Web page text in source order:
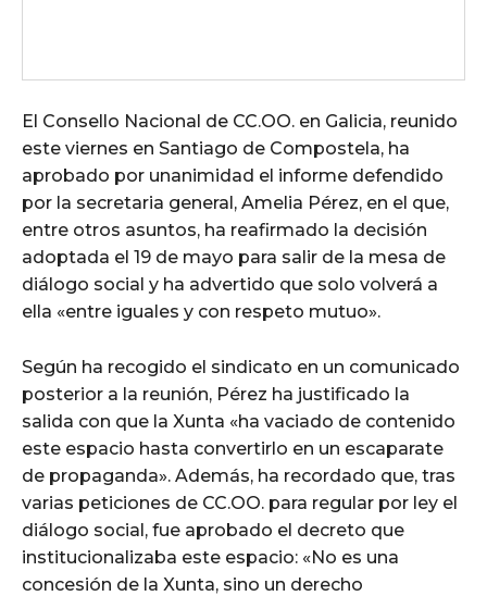
El Consello Nacional de CC.OO. en Galicia, reunido
este viernes en Santiago de Compostela, ha
aprobado por unanimidad el informe defendido
por la secretaria general, Amelia Pérez, en el que,
entre otros asuntos, ha reafirmado la decisión
adoptada el 19 de mayo para salir de la mesa de
diálogo social y ha advertido que solo volverá a
ella «entre iguales y con respeto mutuo».
Según ha recogido el sindicato en un comunicado
posterior a la reunión, Pérez ha justificado la
salida con que la Xunta «ha vaciado de contenido
este espacio hasta convertirlo en un escaparate
de propaganda». Además, ha recordado que, tras
varias peticiones de CC.OO. para regular por ley el
diálogo social, fue aprobado el decreto que
institucionalizaba este espacio: «No es una
concesión de la Xunta, sino un derecho